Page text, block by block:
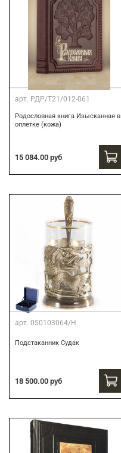
арт. РДР/Т21/012-061
Родословная книга Изысканная в
оплетке (кожа)
15 084.00 руб
арт. 050103064/Н
Подстаканник Судак
18 500.00 руб